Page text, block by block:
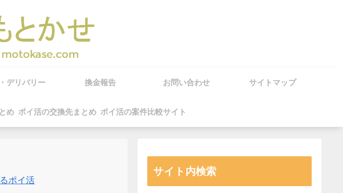
デリバリー 換金報告 お問い合わせ サイトマップ
め ポイ活の交換先まとめ ポイ活の案件比較サイト
ポイ活
サイト内検索